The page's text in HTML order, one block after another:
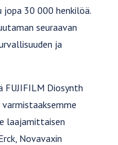
30 000 henkilöä.
seuraavan
ja
Diosynth
laajamittaisen
Novavaxin